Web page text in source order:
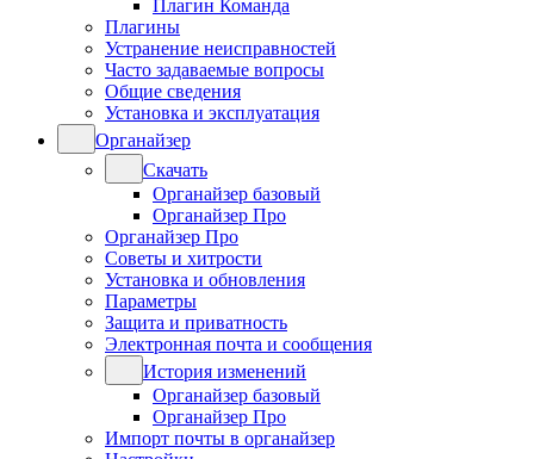
Плагин Команда
Плагины
Устранение неисправностей
Часто задаваемые вопросы
Общие сведения
Установка и эксплуатация
Органайзер
Скачать
Органайзер базовый
Органайзер Про
Органайзер Про
Советы и хитрости
Установка и обновления
Параметры
Защита и приватность
Электронная почта и сообщения
История изменений
Органайзер базовый
Органайзер Про
Импорт почты в органайзер